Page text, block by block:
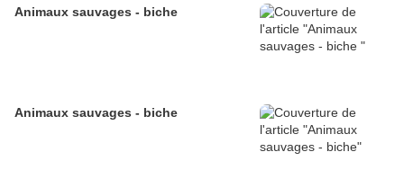
Animaux sauvages - biche
Animaux sauvages - biche